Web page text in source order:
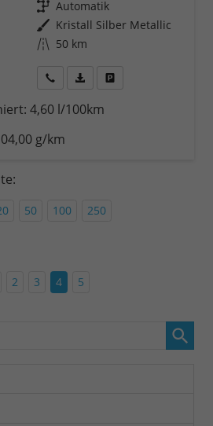
Getriebe Automatik
Außenfarbe Kristall Silber Metallic
Kilometerstand 50 km
Wir rufen Sie anFahrzeugexposé (PDF)
4,60 l/100km
g/km
50 100 250
2 3 4 5